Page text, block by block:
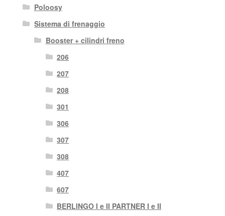
Poloosy
Sistema di frenaggio
Booster + cilindri freno
206
207
208
301
306
307
308
407
607
BERLINGO I e II PARTNER I e II